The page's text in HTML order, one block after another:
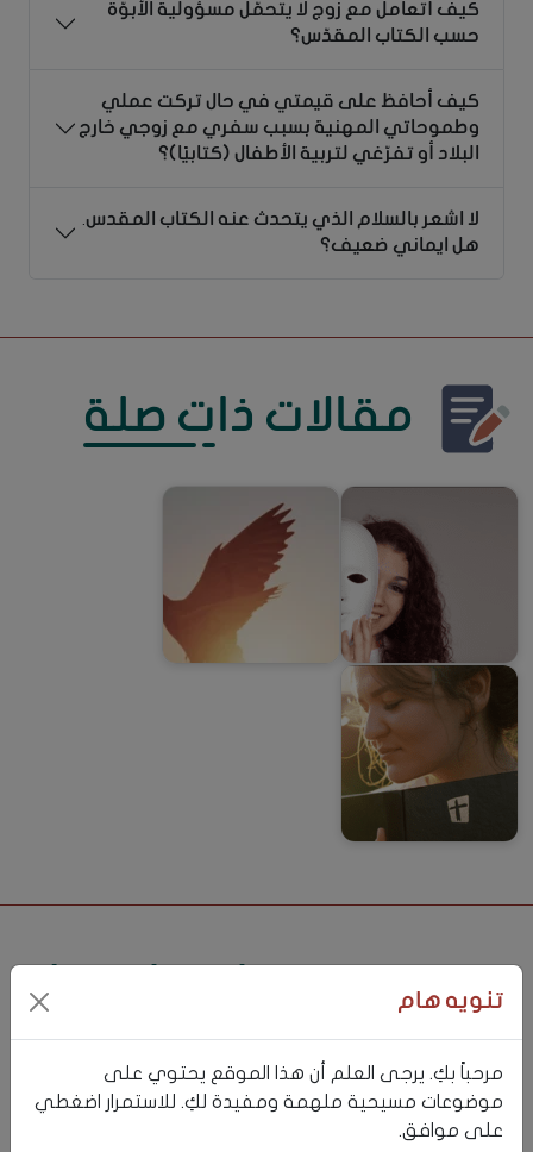
كيف أتعامل مع زوج لا يتحمّل مسؤولية الأبوّة
حسب الكتاب المقدّس؟
كيف أحافظ على قيمتي في حال تركت عملي
وطموحاتي المهنية بسبب سفري مع زوجي خارج
البلاد أو تفرّغي لتربية الأطفال (كتابيًا)؟
لا اشعر بالسلام الذي يتحدث عنه الكتاب المقدس.
هل ايماني ضعيف؟
مقالات ذات صلة
هل هويتي مفروضة عليّ؟
فيديوهات ذات صلةتنويه هام
مرحباً بكِ. يرجى العلم أن هذا الموقع يحتوي على
موضوعات مسيحية ملهمة ومفيدة لكِ. للاستمرار اضغطي
على موافق.